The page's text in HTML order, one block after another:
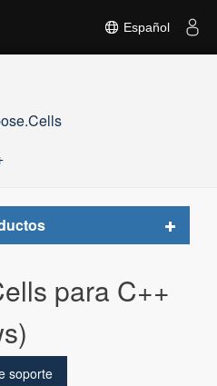
Español
Toggle
para C++
soporte